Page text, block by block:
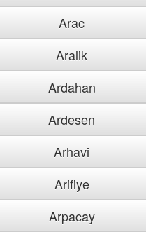
Arac
Aralik
Ardahan
Ardesen
Arhavi
Arifiye
Arpacay